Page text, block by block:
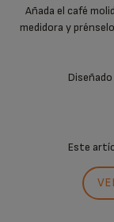
Añada el café
medidora y
Este